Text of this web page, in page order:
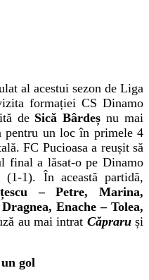
al acestui sezon de Liga
formației CS Dinamo
de Sică Bârdeș nu mai
pentru un loc în primele 4
FC Pucioasa a reușit să
final a lăsat-o pe Dinamo
1). În această partidă,
– Petre, Marina,
Enache – Tolea,
au mai intrat Căpraru și
gol